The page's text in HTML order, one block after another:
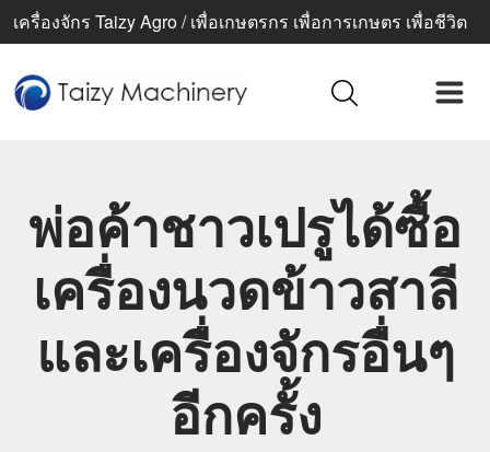
เครื่องจักร Taizy Agro / เพื่อเกษตรกร เพื่อการเกษตร เพื่อชีวิต
พ่อค้าชาวเปรูได้ซื้อ
เครื่องนวดข้าวสาลี
และเครื่องจักรอื่นๆ
อีกครั้ง